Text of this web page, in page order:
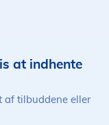
at indhente
af tilbuddene eller